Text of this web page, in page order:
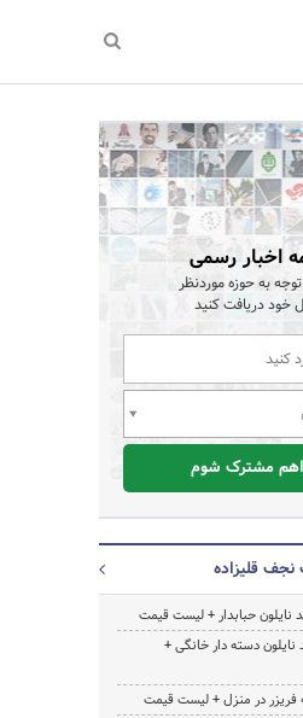
اخبار رسمی
توجه به حوزه موردنظر
خود دریافت کنید
مشترک شوم
قلیزاده
نایلون حبابدار + لیست قیمت
نایلون دسته دار خانگی +
فریزر در منزل + لیست قیمت